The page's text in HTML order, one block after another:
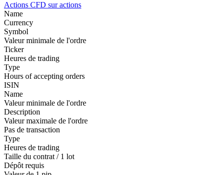
Actions CFD sur actions
Name
Currency
Symbol
Valeur minimale de l'ordre
Ticker
Heures de trading
Type
Hours of accepting orders
ISIN
Name
Valeur minimale de l'ordre
Description
Valeur maximale de l'ordre
Pas de transaction
Type
Heures de trading
Taille du contrat / 1 lot
Dépôt requis